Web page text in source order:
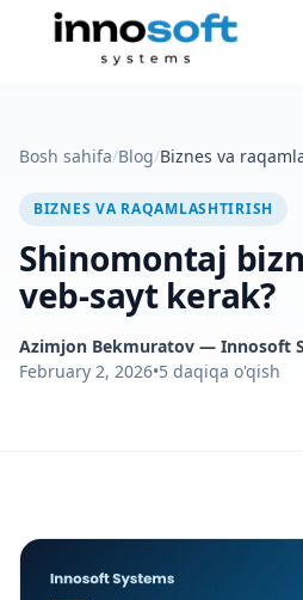
Bosh sahifa/Blog/Biznes va
BIZNES VA RAQAMLASHTIRISH
Shinomontaj
veb-sayt kerak?
Azimjon Bekmuratov — Innosoft
February 2, 2026•5 daqiqa o'qish